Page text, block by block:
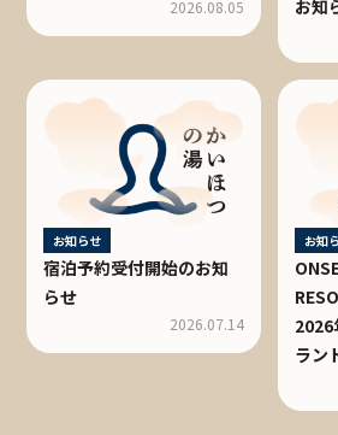
2026.08.05
お知
お知らせ
宿泊予約受付開始のお知
らせ
2026.07.14
お知
ラン